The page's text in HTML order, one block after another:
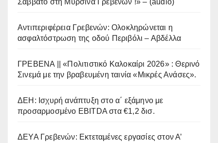
Σάββατο στη Μυρσίνα Γρεβενών !» – (audio)
Αντιπεριφέρεια Γρεβενών: Ολοκληρώνεται η
ασφαλτόστρωση της οδού Περιβόλι – Αβδέλλα
ΓΡΕΒΕΝΑ || «Πολιτιστικό Καλοκαίρι 2026» : Θερινό
Σινεμά με την βραβευμένη ταινία «Μικρές Ανάσες».
ΔΕΗ: Ισχυρή ανάπτυξη στο α΄ εξάμηνο με
προσαρμοσμένο EBITDA στα €1,2 δισ.
ΔΕΥΑ Γρεβενών: Εκτεταμένες εργασίες στον Α’